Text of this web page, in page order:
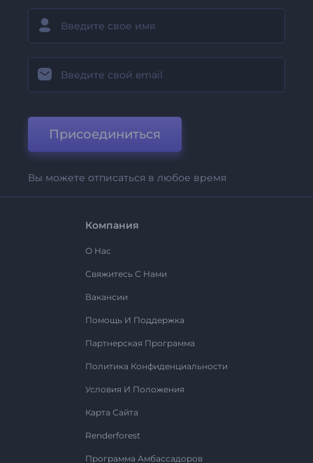
Присоединиться
Вы можете отписаться в любое время
Компания
О Нас
Свяжитесь С Нами
Вакансии
Помощь И Поддержка
Партнерская Программа
Политика Конфиденциальности
Условия И Положения
Карта Сайта
Renderforest
Программа Амбассадоров